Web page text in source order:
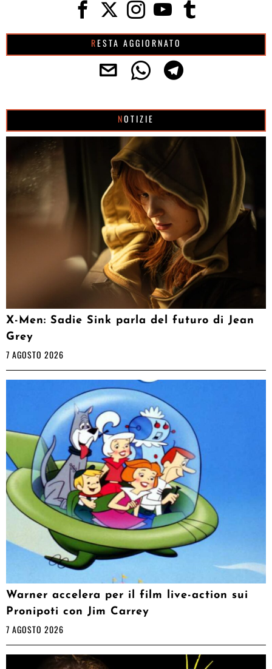
RESTA AGGIORNATO
NOTIZIE
X-Men: Sadie Sink parla del futuro di Jean
Grey
7 AGOSTO 2026
Warner accelera per il film live-action sui
Pronipoti con Jim Carrey
7 AGOSTO 2026